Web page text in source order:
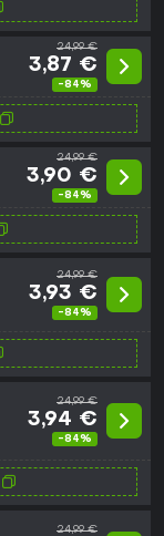
24,99 €
3,87 €
-84%
24,99 €
3,90 €
-84%
24,99 €
3,93 €
-84%
24,99 €
3,94 €
-84%
24,99 €